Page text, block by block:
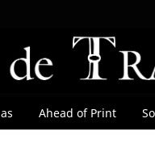
Ahead of Print